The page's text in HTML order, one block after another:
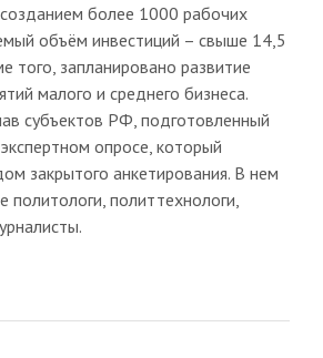
более 1000 рабочих
объём инвестиций – свыше 14,5
того, запланировано развитие
малого и среднего бизнеса.
субъектов РФ, подготовленный
опросе, который
закрытого анкетирования. В нем
политологи, политтехнологи,